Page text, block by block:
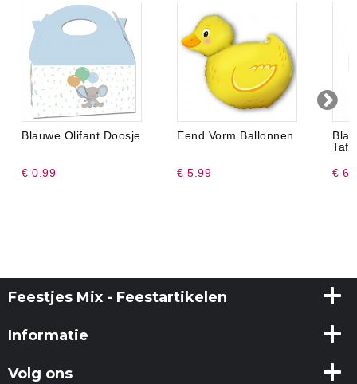
Blauwe Olifant Doosje
€ 0.99
Eend Vorm Ballonnen
€ 5.99 €
Feestjes Mix - Feestartikelen
Informatie
Volg ons